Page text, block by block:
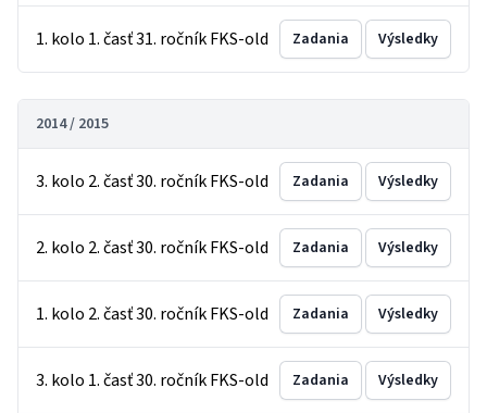
1. kolo 1. časť 31. ročník FKS-old Zadania Výsledky
2014 / 2015
3. kolo 2. časť 30. ročník FKS-old Zadania Výsledky
2. kolo 2. časť 30. ročník FKS-old Zadania Výsledky
1. kolo 2. časť 30. ročník FKS-old Zadania Výsledky
3. kolo 1. časť 30. ročník FKS-old Zadania Výsledky